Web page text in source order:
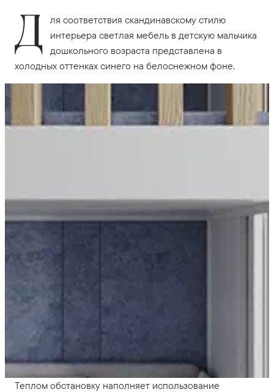
Д ля соответствия скандинавскому стилю
интерьера светлая мебель в детскую мальчика
дошкольного возраста представлена в
холодных оттенках синего на белоснежном фоне.
Теплом обстановку наполняет использование